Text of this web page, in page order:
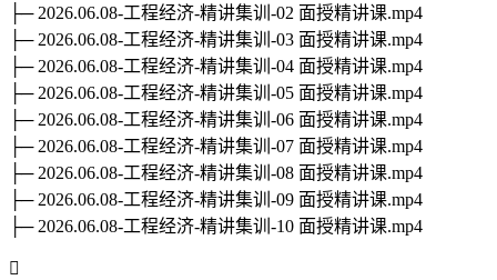
├─ 2026.06.08-工程经济-精讲集训-02 面授精讲课.mp4
├─ 2026.06.08-工程经济-精讲集训-03 面授精讲课.mp4
├─ 2026.06.08-工程经济-精讲集训-04 面授精讲课.mp4
├─ 2026.06.08-工程经济-精讲集训-05 面授精讲课.mp4
├─ 2026.06.08-工程经济-精讲集训-06 面授精讲课.mp4
├─ 2026.06.08-工程经济-精讲集训-07 面授精讲课.mp4
├─ 2026.06.08-工程经济-精讲集训-08 面授精讲课.mp4
├─ 2026.06.08-工程经济-精讲集训-09 面授精讲课.mp4
├─ 2026.06.08-工程经济-精讲集训-10 面授精讲课.mp4
